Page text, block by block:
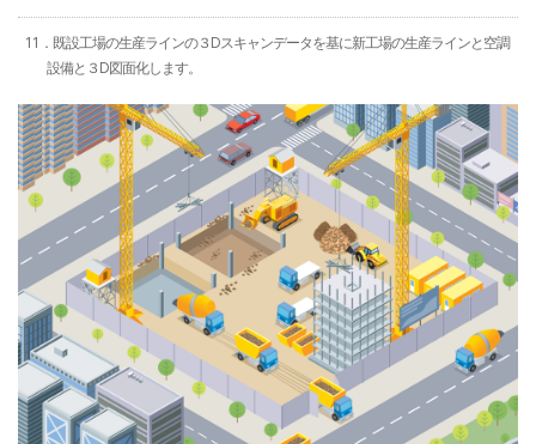
11．既設工場の生産ラインの３Dスキャンデータを基に新工場の生産ラインと空調
設備と３D図面化します。